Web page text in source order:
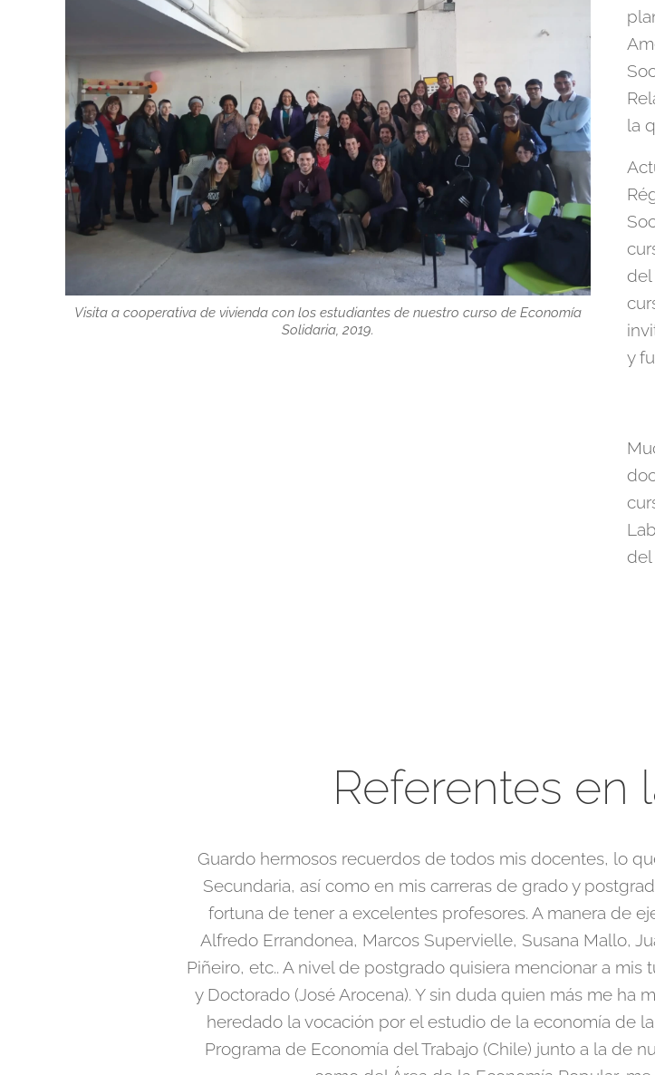
Visita a cooperativa de vivienda con los estudiantes de nuestro curso de Economía
Solidaria, 2019.
la
del
y
del
Referentes en
Guardo hermosos recuerdos de todos mis docentes, lo
Secundaria, así como en mis carreras de grado y
fortuna de tener a excelentes profesores. A manera de
Alfredo Errandonea, Marcos Supervielle, Susana Mallo,
Piñeiro, etc.. A nivel de postgrado quisiera mencionar a mis
y Doctorado (José Arocena). Y sin duda quien más me ha
heredado la vocación por el estudio de la economía de
Programa de Economía del Trabajo (Chile) junto a la de